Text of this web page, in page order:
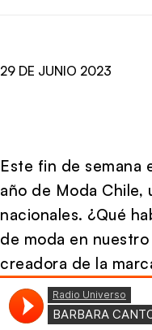
29 DE JUNIO 2023
Este fin de semana
año de Moda
nacionales. ¿Qué
de moda en
creadora de la